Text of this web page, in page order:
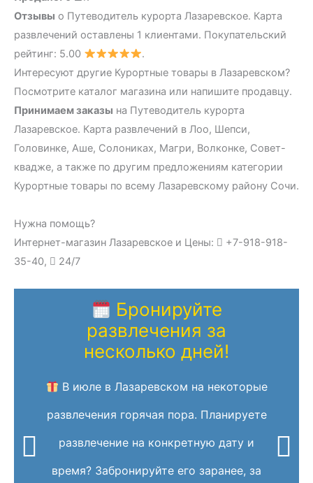
Отзывы о Путеводитель курорта Лазаревское. Карта
развлечений оставлены 1 клиентами. Покупательский
рейтинг: 5.00
.
Интересуют другие Курортные товары в Лазаревском?
Посмотрите каталог магазина или напишите продавцу.
Принимаем заказы на Путеводитель курорта
Лазаревское. Карта развлечений в Лоо, Шепси,
Головинке, Аше, Солониках, Магри, Волконке, Совет-
квадже, а также по другим предложениям категории
Курортные товары по всему Лазаревскому району Сочи.
Нужна помощь?
Интернет-магазин Лазаревское и Цены:
+7-918-918-
35-40,
24/7
Бронируйте
развлечения за
несколько дней!
В июле в Лазаревском на некоторые
развлечения горячая пора. Планируете
развлечение на конкретную дату и
время? Забронируйте его заранее, за